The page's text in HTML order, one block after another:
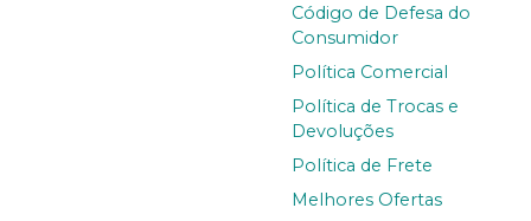
Código de Defesa do
Consumidor
Política Comercial
Política de Trocas e
Devoluções
Política de Frete
Melhores Ofertas